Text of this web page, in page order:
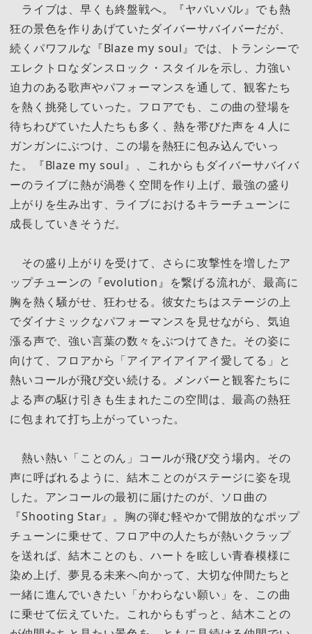
ライブは、早くも終盤戦へ。『ヤバいバル』でも熱
狂の景色を作りあげていたダイバーサバイバーだが、
続くパワフルな『Blaze my soul』では、トランシーで
エレクトロなダンスロック・スタイルを示し、力強い
迫力のある歌声やパフォーマンスを通して、観客たち
を熱く挑発していった。フロアでも、この曲の登場を
待ちわびていた人たちも多く、熱を帯びた声を４人に
ガンガンにぶつけ、この場を熱狂に包み込んでいっ
た。『Blaze my soul』、これからもダイバーサバイバ
ーのライブに熱が渦巻く空間を作り上げ、最強の盛り
上がりを生み出す、ライブにおけるキラーチューンに
成長していきそうだ。
その盛り上がりを受けて、さらに攻撃性を増したア
ップチューンの『evolution』を繋げる流れが、最高に
胸を熱く騒がせ、狂わせる。彼女たちはステージの上
でダイナミックなパフォーマンスを見せながら、気迫
漲る声で、強い言葉の数々をぶつけてきた。その姿に
向けて、フロアから「アイアイアイアイ愛してる」と
熱いコールが飛び交い続ける。メンバーと観客たちに
よる声の駆け引きも生まれたこの空間は、最高の熱狂
に包まれて打ち上がっていった。
熱い熱い「ことのん」コールが飛び交う場内。その
声に呼ばれるように、結木ことのがステージに姿を現
した。アンコールの最初に届けたのが、ソロ曲の
『Shooting Star』。胸の弾む軽やかで開放的なポップ
チューンに乗せて、フロア中の人たちが熱いクラップ
を送れば、結木ことのも、ハートを眩しい青春模様に
染め上げ、夢見る未来へ向かって、大切な仲間たちと
一緒に進んでいきたい「かわらない願い」を、この曲
に乗せて伝えていた。これからもずっと、結木ことの